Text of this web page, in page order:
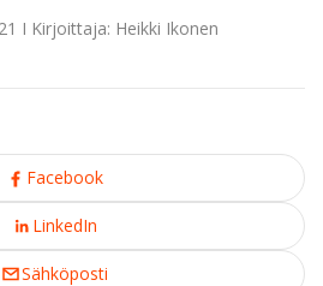
I Kirjoittaja: Heikki Ikonen
Facebook
LinkedIn
Sähköposti